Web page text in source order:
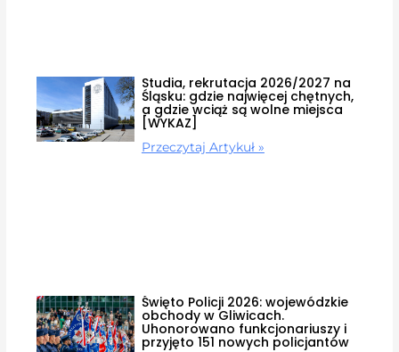
Studia, rekrutacja 2026/2027 na
Śląsku: gdzie najwięcej chętnych,
a gdzie wciąż są wolne miejsca
[WYKAZ]
Przeczytaj Artykuł »
Święto Policji 2026: wojewódzkie
obchody w Gliwicach.
Uhonorowano funkcjonariuszy i
przyjęto 151 nowych policjantów